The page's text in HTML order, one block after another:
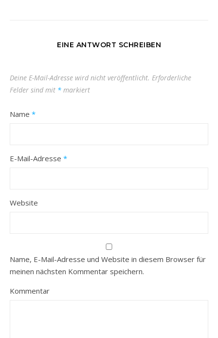
EINE ANTWORT SCHREIBEN
Deine E-Mail-Adresse wird nicht veröffentlicht. Erforderliche
Felder sind mit * markiert
Name *
E-Mail-Adresse *
Website
Name, E-Mail-Adresse und Website in diesem Browser für
meinen nächsten Kommentar speichern.
Kommentar